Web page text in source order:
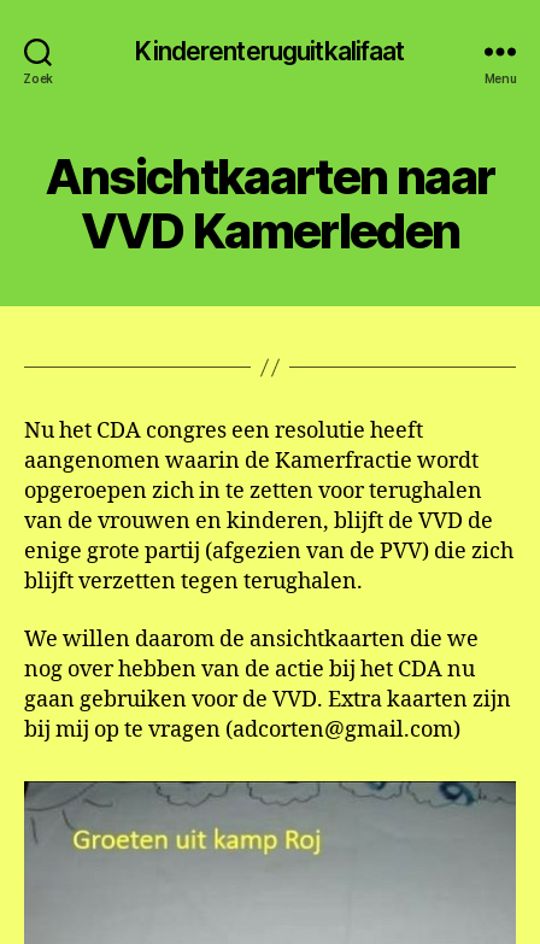
Zoek
Kinderenteruguitkalifaat
Menu
Ansichtkaarten naar
VVD Kamerleden
Nu het CDA congres een resolutie heeft
aangenomen waarin de Kamerfractie wordt
opgeroepen zich in te zetten voor terughalen
van de vrouwen en kinderen, blijft de VVD de
enige grote partij (afgezien van de PVV) die zich
blijft verzetten tegen terughalen.
We willen daarom de ansichtkaarten die we
nog over hebben van de actie bij het CDA nu
gaan gebruiken voor de VVD. Extra kaarten zijn
bij mij op te vragen (adcorten@gmail.com)